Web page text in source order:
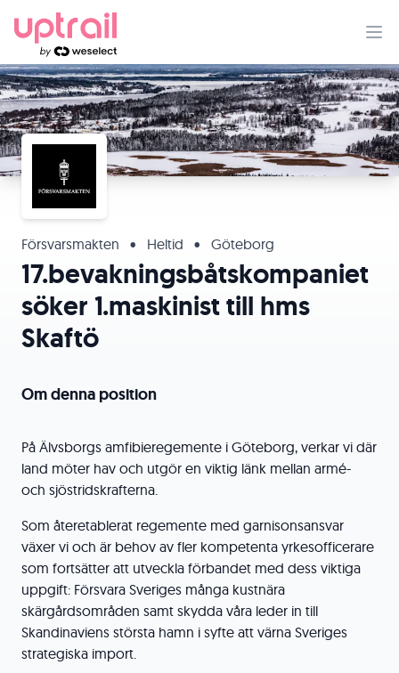
Försvarsmakten • Heltid • Göteborg
17.bevakningsbåtskompaniet
söker 1.maskinist till hms
Skaftö
Om denna position
På Älvsborgs amfibieregemente i Göteborg, verkar vi där
land möter hav och utgör en viktig länk mellan armé-
och sjöstridskrafterna.
Som återetablerat regemente med garnisonsansvar
växer vi och är behov av fler kompetenta yrkesofficerare
som fortsätter att utveckla förbandet med dess viktiga
uppgift: Försvara Sveriges många kustnära
skärgårdsområden samt skydda våra leder in till
Skandinaviens största hamn i syfte att värna Sveriges
strategiska import.